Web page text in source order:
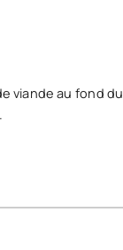
viande au fond